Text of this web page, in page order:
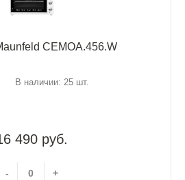
CEMOA.456.W
В наличии: 25 шт.
490 руб.
- +